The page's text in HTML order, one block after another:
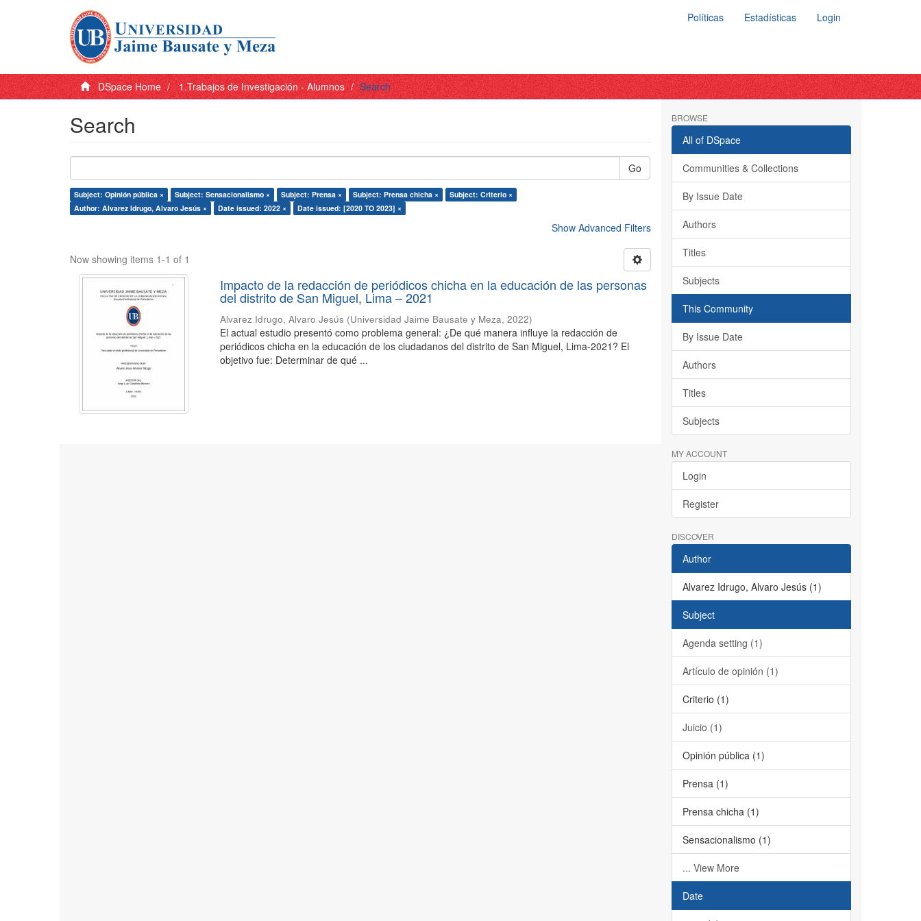
Políticas Estadísticas Login
DSpace Home 1.Trabajos de Investigación - Alumnos Search
Search
Go
Subject: Opinión pública × Subject: Sensacionalismo × Subject: Prensa × Subject: Prensa chicha ×
Subject: Criterio ×
Author: Alvarez Idrugo, Alvaro Jesús ×
Date issued: 2022 × Date issued: [2020 TO 2023] ×
Show Advanced Filters
Now showing items 1-1 of 1
Impacto de la redacción de periódicos chicha en la educación de las personas
del distrito de San Miguel, Lima – 2021
Alvarez Idrugo, Alvaro Jesús (Universidad Jaime Bausate y Meza,2022)
El actual estudio presentó como problema general: ¿De qué manera influye la redacción de
periódicos chicha en la educación de los ciudadanos del distrito de San Miguel, Lima-2021? El
objetivo fue: Determinar de qué ...
BROWSE
All of DSpace
Communities & Collections
By Issue Date
Authors
Titles
Subjects
This Community
By Issue Date
Authors
Titles
Subjects
MY ACCOUNT
Login
Register
DISCOVER
Author
Alvarez Idrugo, Alvaro Jesús (1)
Subject
Agenda setting (1)
Artículo de opinión (1)
Criterio (1)
Juicio (1)
Opinión pública (1)
Prensa (1)
Prensa chicha (1)
Sensacionalismo (1)
... View More
Date